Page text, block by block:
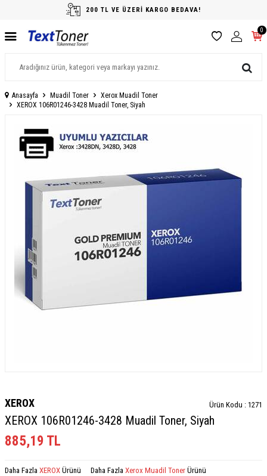
200 TL VE ÜZERİ KARGO BEDAVA!
0
Anasayfa Muadil Toner
Xerox Muadil Toner
XEROX 106R01246-3428 Muadil Toner, Siyah
XEROX Ürün Kodu : 1271
XEROX 106R01246-3428 Muadil Toner, Siyah
885,19 TL
Daha Fazla XEROX Ürünü Daha Fazla Xerox Muadil Toner Ürünü